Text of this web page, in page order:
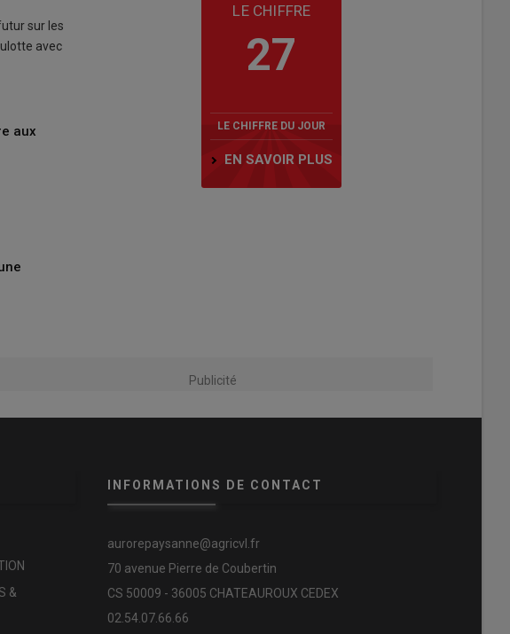
sur les
avec
aux
LE CHIFFRE
27
LE CHIFFRE DU JOUR
EN SAVOIR PLUS
Publicité
&
INFORMATIONS DE CONTACT
aurorepaysanne@agricvl.fr
70 avenue Pierre de Coubertin
CS 50009 - 36005 CHATEAUROUX CEDEX
02.54.07.66.66